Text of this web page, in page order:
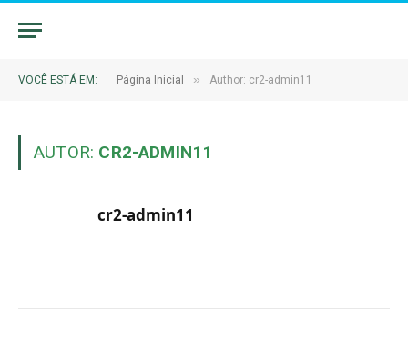
VOCÊ ESTÁ EM: Página Inicial » Author: cr2-admin11
AUTOR: CR2-ADMIN11
cr2-admin11